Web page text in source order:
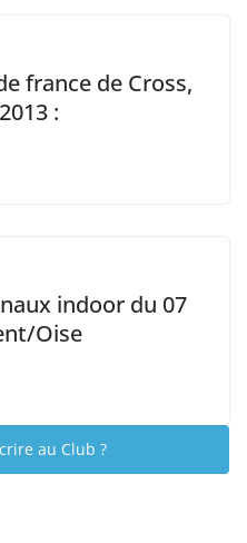
france de Cross,
:
indoor du 07
Oise
au Club ?